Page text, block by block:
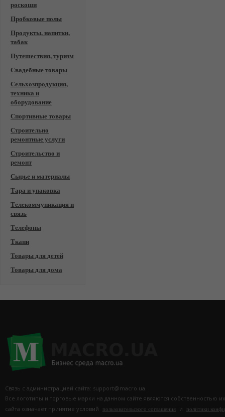
роскоши
Пробковые полы
Продукты, напитки,
табак
Путешествия, туризм
Свадебные товары
Сельхозпродукция,
техника и
оборудование
Спортивные товары
Строительно
ремонтные услуги
Строительство и
ремонт
Сырье и материалы
Тара и упаковка
Телекоммуникация и
связь
Телефоны
Ткани
Товары для детей
Товары для дома
Связь с администрацией сайта: support@macro.ua.
Все логотипы и торговые марки на данном сайте являются собственностью
сайта означает принятие условий
пользовательского соглашения и политики